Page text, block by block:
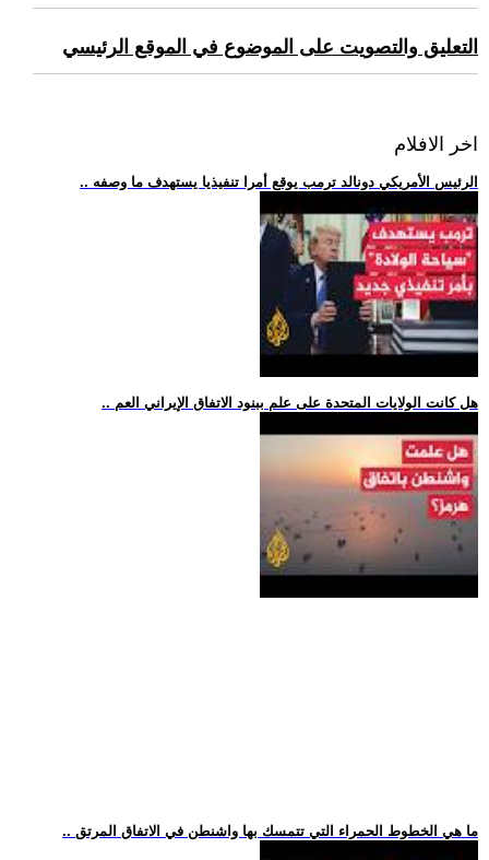
التعليق والتصويت على الموضوع في الموقع الرئيسي
اخر الافلام
.. الرئيس الأمريكي دونالد ترمب يوقع أمرا تنفيذيا يستهدف ما وصفه
.. هل كانت الولايات المتحدة على علم ببنود الاتفاق الإيراني العم
.. ما هي الخطوط الحمراء التي تتمسك بها واشنطن في الاتفاق المرتق